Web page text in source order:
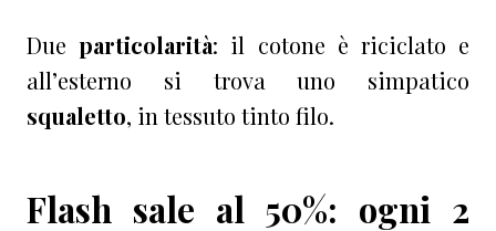
Dueparticolarità: il cotone è riciclato e
all’esterno si trova uno simpatico
squaletto, in tessuto tinto filo.
Flash sale al 50%: ogni 2